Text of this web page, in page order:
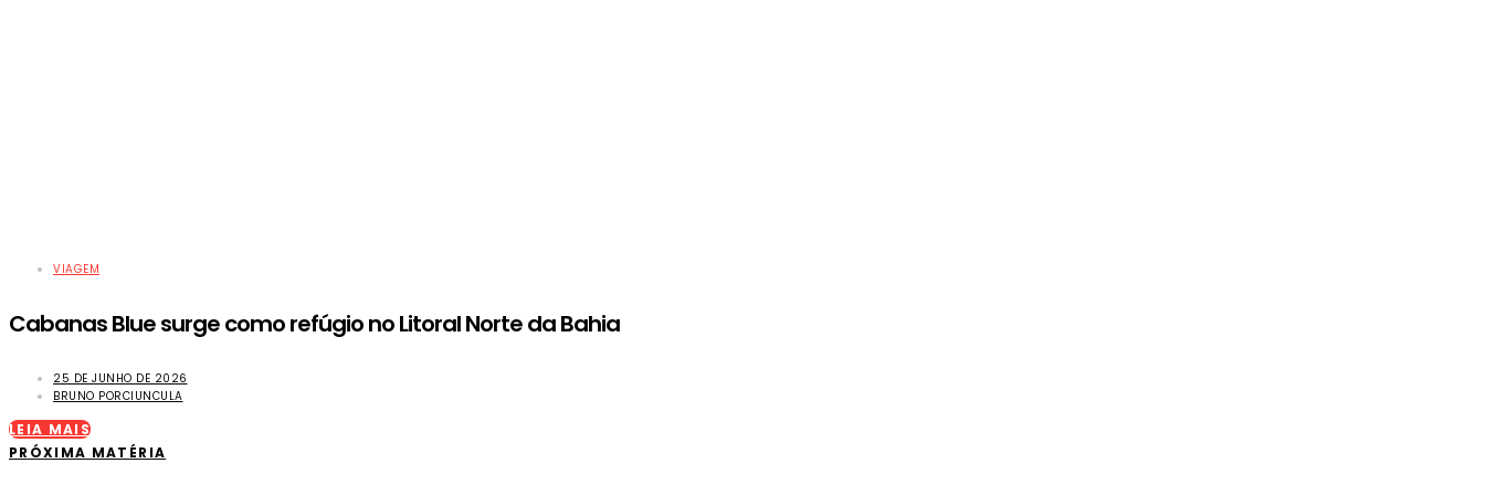
VIAGEM
​Cabanas Blue surge como refúgio no Litoral Norte da Bahia
25 DE JUNHO DE 2026
BRUNO PORCIUNCULA
LEIA MAIS
PRÓXIMA MATÉRIA